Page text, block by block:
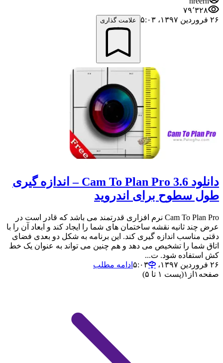
۷۹٬۳۲۸
۲۶ فروردین ۱۳۹۷،‏ ۵:۰۳
علامت گذاری
دانلود Cam To Plan Pro 3.6 – اندازه گیری
طول سطوح برای اندروید
Cam To Plan Pro نرم افزاری قدرتمند می باشد که قادر است در
عرض چند ثانیه نقشه ساختمان های شما را ایجاد کند و ابعاد آن را با
دقتی مناسب اندازه گیری کند. این برنامه به شکل دو بعدی فضای
اتاق شما را تشخیص می دهد و هم چنین می تواند به عنوان یک خط
کش استفاده شود. ت...
۲۶ فروردین ۱۳۹۷،‏ ۵:۰۳
ادامه مطلب
صفحه ۱ از ۱(پست ۱ تا ۵)